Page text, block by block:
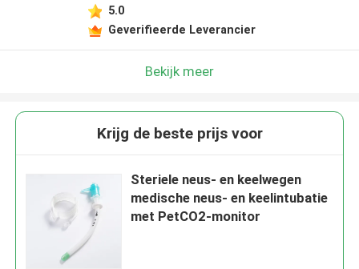
5.0
Geverifieerde Leverancier
Bekijk meer
Krijg de beste prijs voor
Steriele neus- en keelwegen
medische neus- en keelintubatie
met PetCO2-monitor